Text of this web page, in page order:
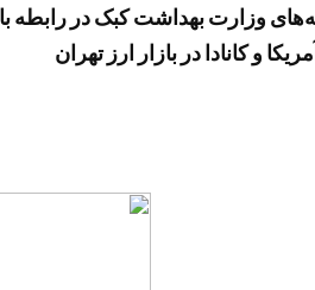
وزارت بهداشت کبک در رابطه
و کانادا در بازار ارز تهران